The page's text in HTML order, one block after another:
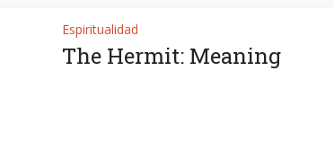
Espiritualidad
The Hermit: Meaning